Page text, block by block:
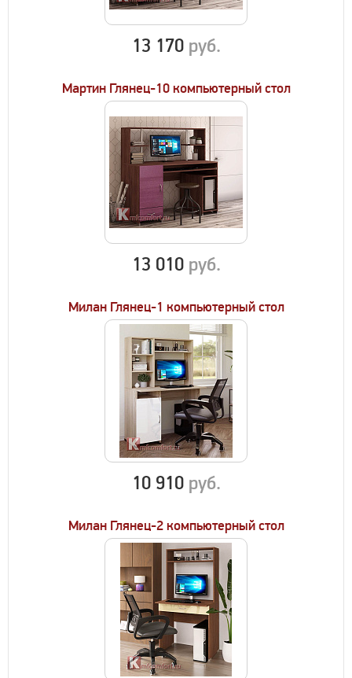
13 170 руб.
Мартин Глянец-10 компьютерный стол
13 010 руб.
Милан Глянец-1 компьютерный стол
10 910 руб.
Милан Глянец-2 компьютерный стол